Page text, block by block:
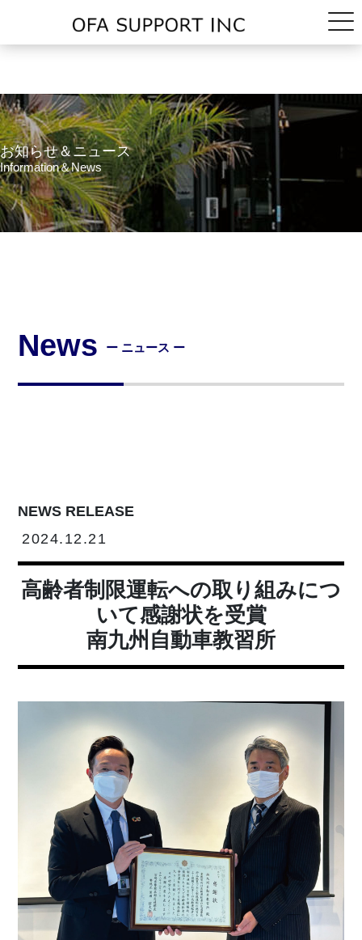
お知らせ＆ニュース
Information＆News
News ー ニュース ー
NEWS RELEASE
2024.12.21
高齢者制限運転への取り組みにつ
いて感謝状を受賞
南九州自動車教習所